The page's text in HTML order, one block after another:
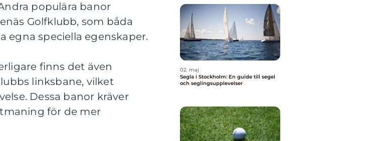
populära banor
Golfklubb, som båda
egna speciella egenskaper.
finns det även
linksbane, vilket
Dessa banor kräver
för de mer
02. maj
Segla i Stockholm: En guide till segel
och seglingsupplevelser